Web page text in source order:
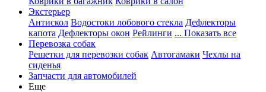
Экстерьер
Антискол Водостоки лобового стекла Дефлекторы
капота Дефлекторы окон Рейлинги ... Показать все
Перевозка собак
Решетки для перевозки собак Автогамаки Чехлы на
сиденья
Запчасти для автомобилей
Еще